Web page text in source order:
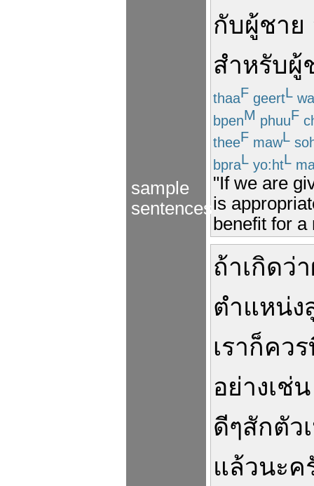
sample
sentences
กับผู้ชาย
สำหรับผู้
thaaF geertL
bpenM phuuF
theeF mawL
bpraL yo:htL
"If we are
is
benefit for a
ถ้าเกิดว่า
ตำแหน่ง
เราก็ควร
อย่างเช่น
ดีๆสักตัว
แล้วนะค